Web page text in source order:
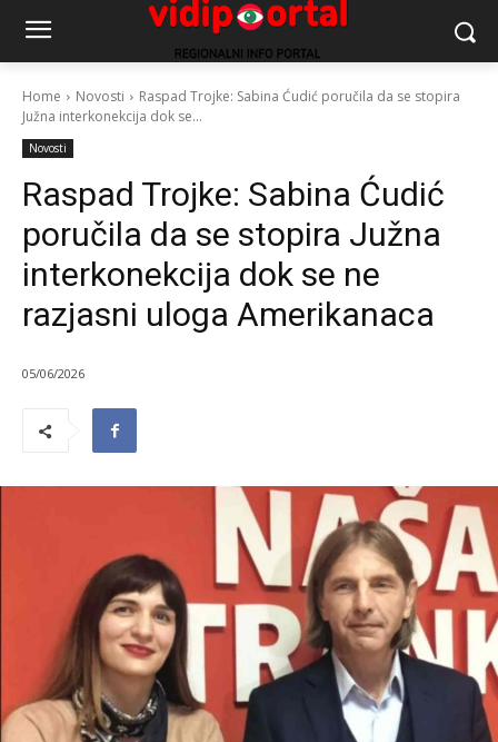
Home Novosti
Raspad Trojke: Sabina Ćudić poručila da se stopira
Južna interkonekcija dok se...
Novosti
Raspad Trojke: Sabina Ćudić
poručila da se stopira Južna
interkonekcija dok se ne
razjasni uloga Amerikanaca
05/06/2026